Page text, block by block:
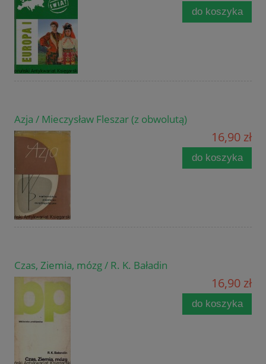
do koszyka
Azja / Mieczysław Fleszar (z obwolutą)
16,90 zł
do koszyka
Czas, Ziemia, mózg / R. K. Baładin
16,90 zł
do koszyka